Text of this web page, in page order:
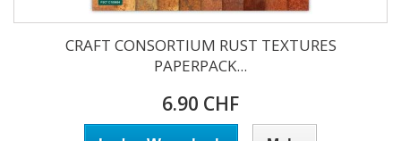
CRAFT CONSORTIUM RUST TEXTURES
PAPERPACK...
6.90 CHF